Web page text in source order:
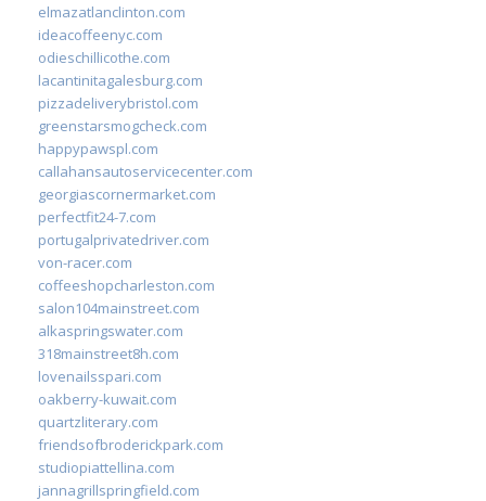
elmazatlanclinton.com
ideacoffeenyc.com
odieschillicothe.com
lacantinitagalesburg.com
pizzadeliverybristol.com
greenstarsmogcheck.com
happypawspl.com
callahansautoservicecenter.com
georgiascornermarket.com
perfectfit24-7.com
portugalprivatedriver.com
von-racer.com
coffeeshopcharleston.com
salon104mainstreet.com
alkaspringswater.com
318mainstreet8h.com
lovenailsspari.com
oakberry-kuwait.com
quartzliterary.com
friendsofbroderickpark.com
studiopiattellina.com
jannagrillspringfield.com